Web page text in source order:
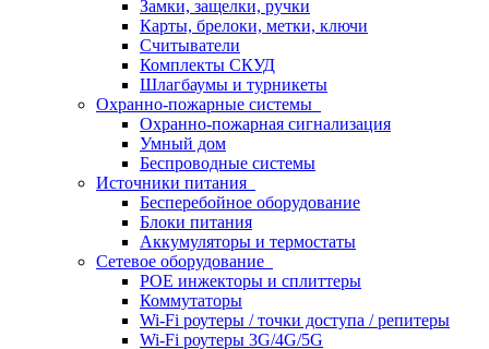
Замки, защелки, ручки
Карты, брелоки, метки, ключи
Считыватели
Комплекты СКУД
Шлагбаумы и турникеты
Охранно-пожарные системы
Охранно-пожарная сигнализация
Умный дом
Беспроводные системы
Источники питания
Бесперебойное оборудование
Блоки питания
Аккумуляторы и термостаты
Сетевое оборудование
POE инжекторы и сплиттеры
Коммутаторы
Wi-Fi роутеры / точки доступа / репитеры
Wi-Fi роутеры 3G/4G/5G